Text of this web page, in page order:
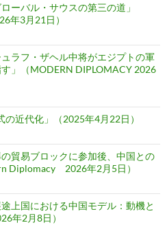
ーバル・サウスの第三の道」
年3月21日）
ラフ・ザヘル中将がエジプトの軍
」（MODERN DIPLOMACY 2026
近代化」（2025年4月22日）
貿易ブロックに参加後、中国との
Diplomacy 2026年2月5日）
上国における中国モデル：動機と
年2月8日）